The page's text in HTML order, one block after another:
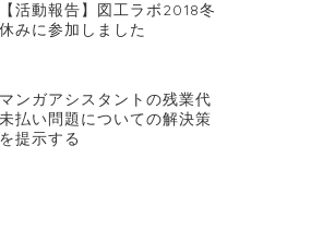
【活動報告】図工ラボ2018冬
休みに参加しました
マンガアシスタントの残業代
未払い問題についての解決策
を提示する